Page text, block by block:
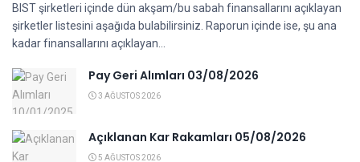
BIST şirketleri içinde dün akşam/bu sabah finansallarını açıklayan
şirketler listesini aşağıda bulabilirsiniz. Raporun içinde ise, şu ana
kadar finansallarını açıklayan...
Pay Geri Alımları 03/08/2026
3 AĞUSTOS 2026
Açıklanan Kar Rakamları 05/08/2026
5 AĞUSTOS 2026